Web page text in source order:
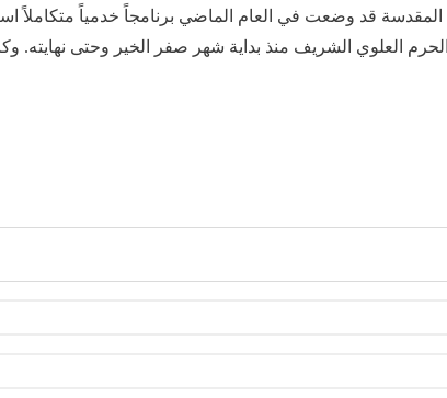
المقدسة قد وضعت في العام الماضي برنامجاً خدمياً متكاملاً
الحرم العلوي الشريف منذ بداية شهر صفر الخير وحتى نهايته.